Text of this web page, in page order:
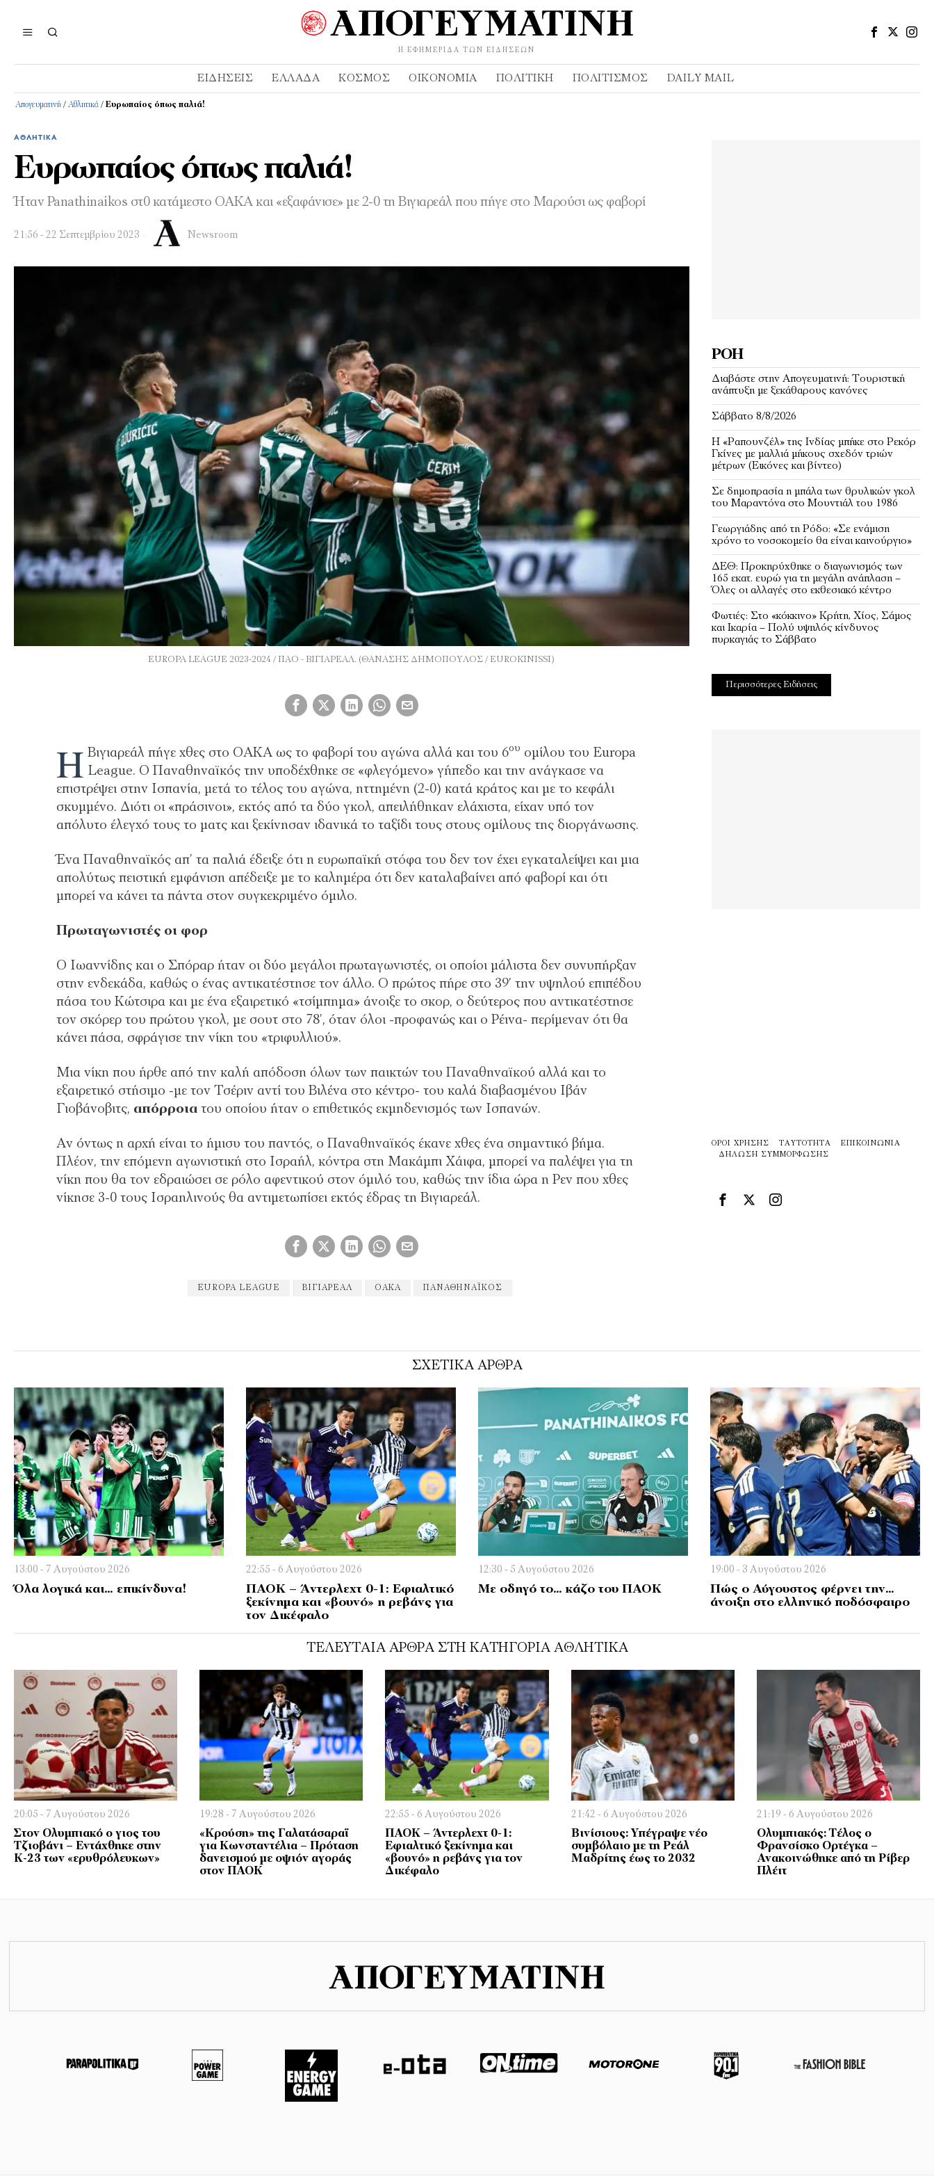
Η ΕΦΗΜΕΡΊΔΑ ΤΩΝ ΕΙΔΉΣΕΩΝ
ΕΙΔΉΣΕΙΣ ΕΛΛΆΔΑ ΚΌΣΜΟΣ ΟΙΚΟΝΟΜΊΑ ΠΟΛΙΤΙΚΉ ΠΟΛΙΤΙΣΜΌΣ DAILY MAIL
Απογευματινή / Αθλητικά / Ευρωπαίος όπως παλιά!
ΑΘΛΗΤΙΚΆ
Ευρωπαίος όπως παλιά!
Ήταν Panathinaikos στ0 κατάμεστο ΟΑΚΑ και «εξαφάνισε» με 2-0 τη Βιγιαρεάλ που πήγε στο Μαρούσι ως φαβορί
21:56 - 22 Σεπτεμβρίου 2023 Newsroom
EUROPA LEAGUE 2023-2024 / ΠΑΟ - ΒΙΓΙΑΡΕΑΛ. (ΘΑΝΑΣΗΣ ΔΗΜΟΠΟΥΛΟΣ / EUROKINISSI)
Η Βιγιαρεάλ πήγε χθες στο ΟΑΚΑ ως το φαβορί του αγώνα αλλά και του 6ου ομίλου του Europa
League. Ο Παναθηναϊκός την υποδέχθηκε σε «φλεγόμενο» γήπεδο και την ανάγκασε να
επιστρέψει στην Ισπανία, μετά το τέλος του αγώνα, ηττημένη (2-0) κατά κράτος και με το κεφάλι
σκυμμένο. Διότι οι «πράσινοι», εκτός από τα δύο γκολ, απειλήθηκαν ελάχιστα, είχαν υπό τον
απόλυτο έλεγχό τους το ματς και ξεκίνησαν ιδανικά το ταξίδι τους στους ομίλους της διοργάνωσης.
Ένα Παναθηναϊκός απ’ τα παλιά έδειξε ότι η ευρωπαϊκή στόφα του δεν τον έχει εγκαταλείψει και μια
απολύτως πειστική εμφάνιση απέδειξε με το καλημέρα ότι δεν καταλαβαίνει από φαβορί και ότι
μπορεί να κάνει τα πάντα στον συγκεκριμένο όμιλο.
Πρωταγωνιστές οι φορ
Ο Ιωαννίδης και ο Σπόραρ ήταν οι δύο μεγάλοι πρωταγωνιστές, οι οποίοι μάλιστα δεν συνυπήρξαν
στην ενδεκάδα, καθώς ο ένας αντικατέστησε τον άλλο. Ο πρώτος πήρε στο 39’ την υψηλού επιπέδου
πάσα του Κώτσιρα και με ένα εξαιρετικό «τσίμπημα» άνοιξε το σκορ, ο δεύτερος που αντικατέστησε
τον σκόρερ του πρώτου γκολ, με σουτ στο 78’, όταν όλοι -προφανώς και ο Ρέινα- περίμεναν ότι θα
κάνει πάσα, σφράγισε την νίκη του «τριφυλλιού».
Μια νίκη που ήρθε από την καλή απόδοση όλων των παικτών του Παναθηναϊκού αλλά και το
εξαιρετικό στήσιμο -με τον Τσέριν αντί του Βιλένα στο κέντρο- του καλά διαβασμένου Ιβάν
Γιοβάνοβιτς, απόρροιατου οποίου ήταν ο επιθετικός εκμηδενισμός των Ισπανών.
Αν όντως η αρχή είναι το ήμισυ του παντός, ο Παναθηναϊκός έκανε χθες ένα σημαντικό βήμα.
Πλέον, την επόμενη αγωνιστική στο Ισραήλ, κόντρα στη Μακάμπι Χάιφα, μπορεί να παλέψει για τη
νίκη που θα τον εδραιώσει σε ρόλο αφεντικού στον όμιλό του, καθώς την ίδια ώρα η Ρεν που χθες
νίκησε 3-0 τους Ισραηλινούς θα αντιμετωπίσει εκτός έδρας τη Βιγιαρεάλ.
EUROPA LEAGUE ΒΙΓΙΑΡΕΆΛ ΟΑΚΑ ΠΑΝΑΘΗΝΑΪΚΌΣ
ΡΟΉ
Διαβάστε στην Απογευματινή: Τουριστική
ανάπτυξη με ξεκάθαρους κανόνες
Σάββατο 8/8/2026
Η «Ραπουνζέλ» της Ινδίας μπήκε στο Ρεκόρ
Γκίνες με μαλλιά μήκους σχεδόν τριών
μέτρων (Εικόνες και βίντεο)
Σε δημοπρασία η μπάλα των θρυλικών γκολ
του Μαραντόνα στο Μουντιάλ του 1986
Γεωργιάδης από τη Ρόδο: «Σε ενάμιση
χρόνο το νοσοκομείο θα είναι καινούργιο»
ΔΕΘ: Προκηρύχθηκε ο διαγωνισμός των
165 εκατ. ευρώ για τη μεγάλη ανάπλαση –
Όλες οι αλλαγές στο εκθεσιακό κέντρο
Φωτιές: Στο «κόκκινο» Κρήτη, Χίος, Σάμος
και Ικαρία – Πολύ υψηλός κίνδυνος
πυρκαγιάς το Σάββατο
Περισσότερες Ειδήσεις
ΌΡΟΙ ΧΡΉΣΗΣ ΤΑΥΤΌΤΗΤΑ
ΕΠΙΚΟΙΝΩΝΊΑ
ΔΉΛΩΣΗ ΣΥΜΜΌΡΦΩΣΗΣ
ΣΧΕΤΙΚΑ ΑΡΘΡΑ
13:00 - 7 Αυγούστου 2026
Όλα λογικά και… επικίνδυνα!
22:55 - 6 Αυγούστου 2026
ΠΑΟΚ – Άντερλεχτ 0-1: Εφιαλτικό
ξεκίνημα και «βουνό» η ρεβάνς για
τον Δικέφαλο
12:30 - 5 Αυγούστου 2026
Με οδηγό το… κάζο του ΠΑΟΚ
19:00 - 3 Αυγούστου 2026
Πώς ο Αύγουστος φέρνει την…
άνοιξη στο ελληνικό ποδόσφαιρο
ΤΕΛΕΥΤΑΊΑ ΆΡΘΡΑ ΣΤΗ ΚΑΤΗΓΟΡΊΑ ΑΘΛΗΤΙΚΆ
20:05 - 7 Αυγούστου 2026
Στον Ολυμπιακό ο γιος του
Τζιοβάνι – Εντάχθηκε στην
Κ-23 των «ερυθρόλευκων»
19:28 - 7 Αυγούστου 2026
«Κρούση» της Γαλατάσαραϊ
για Κωνσταντέλια – Πρόταση
δανεισμού με οψιόν αγοράς
στον ΠΑΟΚ
22:55 - 6 Αυγούστου 2026
ΠΑΟΚ – Άντερλεχτ 0-1:
Εφιαλτικό ξεκίνημα και
«βουνό» η ρεβάνς για τον
Δικέφαλο
21:42 - 6 Αυγούστου 2026
Βινίσιους: Υπέγραψε νέο
συμβόλαιο με τη Ρεάλ
Μαδρίτης έως το 2032
21:19 - 6 Αυγούστου 2026
Ολυμπιακός: Τέλος ο
Φρανσίσκο Ορτέγκα –
Ανακοινώθηκε από τη Ρίβερ
Πλέιτ